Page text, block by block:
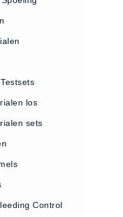
los
sets
Control